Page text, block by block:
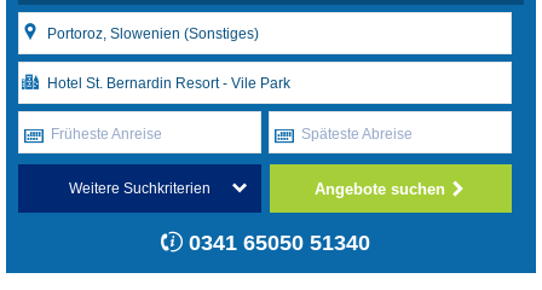
Früheste Anreise Späteste Abreise
Weitere Suchkriterien Angebote suchen
0341 65050 51340